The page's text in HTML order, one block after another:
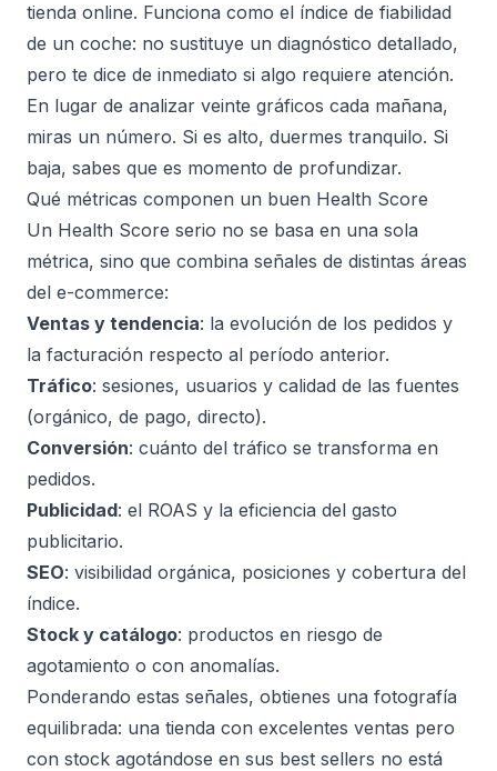
tienda online. Funciona como el índice de fiabilidad
de un coche: no sustituye un diagnóstico detallado,
pero te dice de inmediato si algo requiere atención.
En lugar de analizar veinte gráficos cada mañana,
miras un número. Si es alto, duermes tranquilo. Si
baja, sabes que es momento de profundizar.
Qué métricas componen un buen Health Score
Un Health Score serio no se basa en una sola
métrica, sino que combina señales de distintas áreas
del e-commerce:
Ventas y tendencia: la evolución de los pedidos y
la facturación respecto al período anterior.
Tráfico: sesiones, usuarios y calidad de las fuentes
(orgánico, de pago, directo).
Conversión: cuánto del tráfico se transforma en
pedidos.
Publicidad: el ROAS y la eficiencia del gasto
publicitario.
SEO: visibilidad orgánica, posiciones y cobertura del
índice.
Stock y catálogo: productos en riesgo de
agotamiento o con anomalías.
Ponderando estas señales, obtienes una fotografía
equilibrada: una tienda con excelentes ventas pero
con stock agotándose en sus best sellers no está